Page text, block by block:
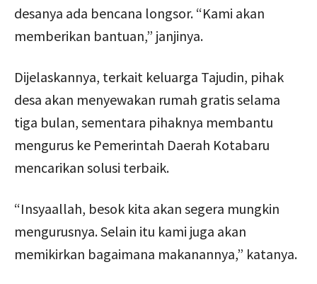
desanya ada bencana longsor. “Kami akan
memberikan bantuan,” janjinya.
Dijelaskannya, terkait keluarga Tajudin, pihak
desa akan menyewakan rumah gratis selama
tiga bulan, sementara pihaknya membantu
mengurus ke Pemerintah Daerah Kotabaru
mencarikan solusi terbaik.
“Insyaallah, besok kita akan segera mungkin
mengurusnya. Selain itu kami juga akan
memikirkan bagaimana makanannya,” katanya.